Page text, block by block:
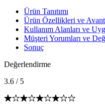
Ürün Tanıtımı
Ürün Özellikleri ve
Kullanım Alanları ve
Müşteri Yorumları ve
Sonuç
Değerlendirme
3.6 / 5